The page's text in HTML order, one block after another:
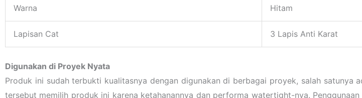
Warna Hitam
Lapisan Cat 3 Lapis Anti Karat
Digunakan di Proyek Nyata
Produk ini sudah terbukti kualitasnya dengan digunakan di berbagai proyek, salah satunya
tersebut memilih produk ini karena ketahanannya dan performa watertight-nya.